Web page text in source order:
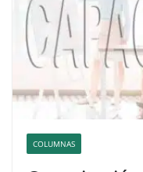
COLUMNAS